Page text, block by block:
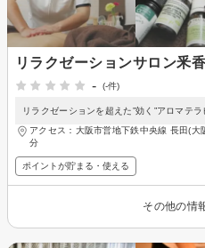
リラクゼーションサロン釆
-
(-件)
リラクゼーションを超えた”効く”アロマテ
アクセス：大阪市営地下鉄中央線 長田(
分
ポイントが貯まる・使える
その他の情